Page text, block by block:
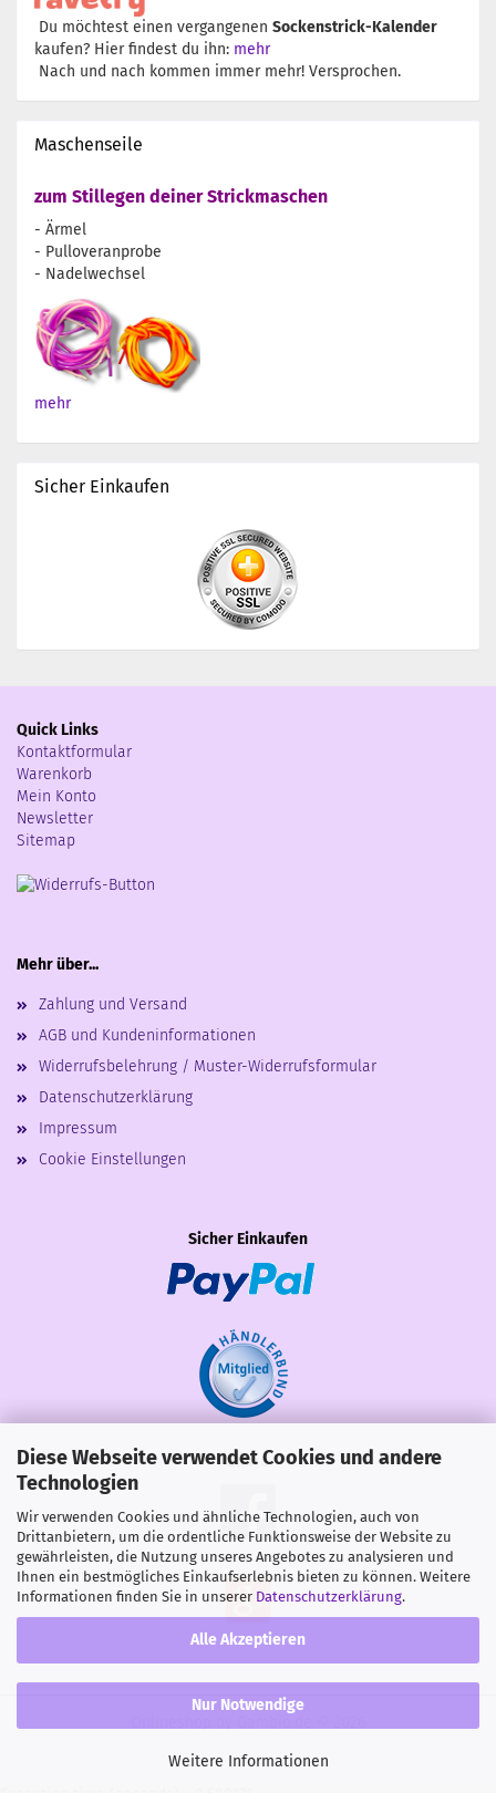
Diese Webseite verwendet Cookies und andere
Technologien
Wir verwenden Cookies und ähnliche Technologien, auch von
Drittanbietern, um die ordentliche Funktionsweise der Website zu
gewährleisten, die Nutzung unseres Angebotes zu analysieren und
Ihnen ein bestmögliches Einkaufserlebnis bieten zu können. Weitere
Informationen finden Sie in unserer Datenschutzerklärung.
Alle Akzeptieren
Nur Notwendige
Weitere Informationen
Du möchtest einen vergangenen Sockenstrick-Kalender
kaufen? Hier findest du ihn: mehr
Nach und nach kommen immer mehr! Versprochen.
Maschenseile
zum Stillegen deiner Strickmaschen
- Ärmel
- Pulloveranprobe
- Nadelwechsel
mehr
Sicher Einkaufen
Quick Links
Kontaktformular
Warenkorb
Mein Konto
Newsletter
Sitemap
Mehr über...
Zahlung und Versand
AGB und Kundeninformationen
Widerrufsbelehrung / Muster-Widerrufsformular
Datenschutzerklärung
Impressum
Cookie Einstellungen
Sicher Einkaufen
Share